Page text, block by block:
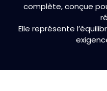
complète, conçue
Elle représente